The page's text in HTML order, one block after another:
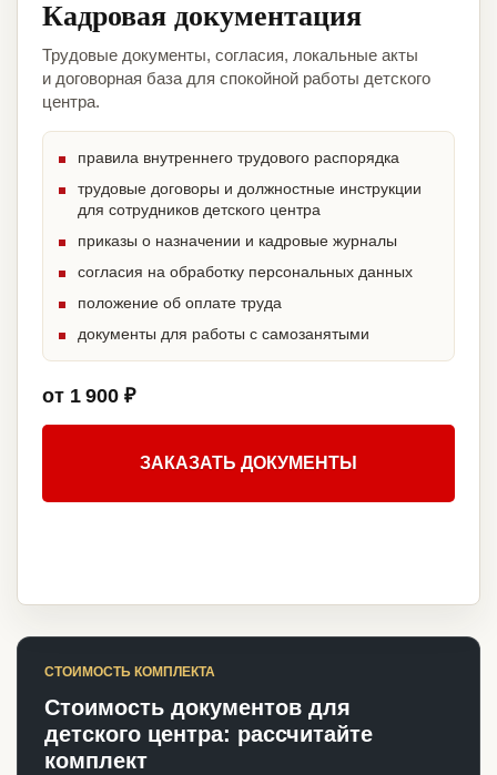
Кадровая документация
Трудовые документы, согласия, локальные акты
и договорная база для спокойной работы детского
центра.
правила внутреннего трудового распорядка
трудовые договоры и должностные инструкции
для сотрудников детского центра
приказы о назначении и кадровые журналы
согласия на обработку персональных данных
положение об оплате труда
документы для работы с самозанятыми
от 1 900 ₽
ЗАКАЗАТЬ ДОКУМЕНТЫ
СТОИМОСТЬ КОМПЛЕКТА
Стоимость документов для
детского центра: рассчитайте
комплект